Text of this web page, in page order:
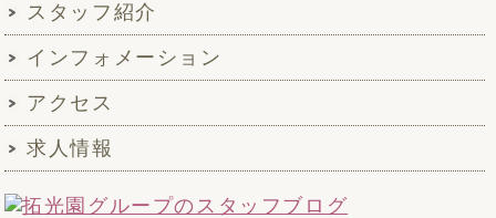
スタッフ紹介
インフォメーション
アクセス
求人情報